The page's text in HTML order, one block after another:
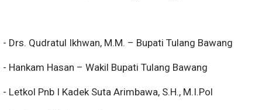
- Drs. Qudratul Ikhwan, M.M. – Bupati Tulang Bawang
- Hankam Hasan – Wakil Bupati Tulang Bawang
- Letkol Pnb I Kadek Suta Arimbawa, S.H., M.I.Pol